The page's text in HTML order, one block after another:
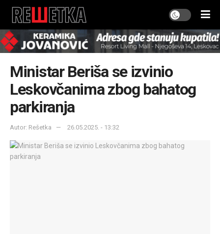
Ministar Beriša se izvinio
Leskovčanima zbog bahatog
parkiranja
Autor: Rešetka 26.05.2025. - 13:32